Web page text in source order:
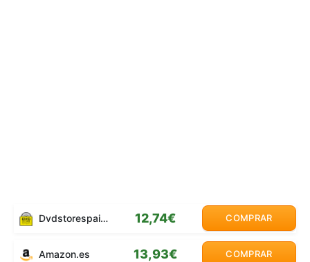
Dvdstorespain.es 12,74€ COMPRAR
Amazon.es 13,93€ COMPRAR